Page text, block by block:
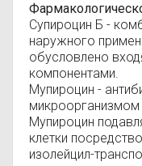
Супироцин Б -
наружного
обусловлено
компонентами.
Мупироцин -
Мупироцин
клетки
изолейцил-